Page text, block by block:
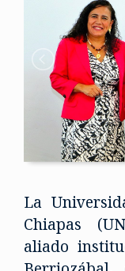
La
Chiapas
aliado